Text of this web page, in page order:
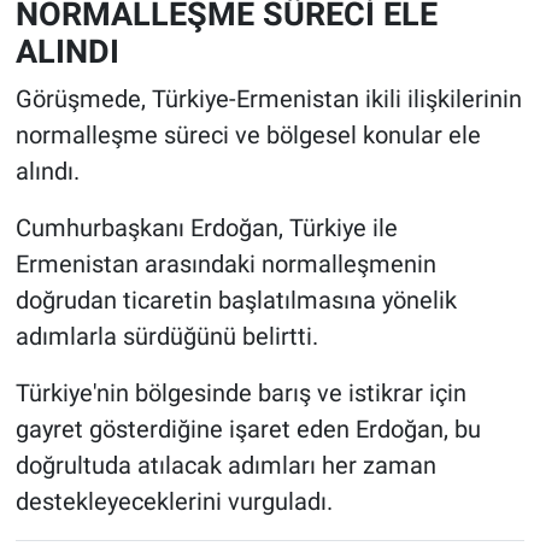
NORMALLEŞME SÜRECİ ELE
ALINDI
Görüşmede, Türkiye-Ermenistan ikili ilişkilerinin
normalleşme süreci ve bölgesel konular ele
alındı.
Cumhurbaşkanı Erdoğan, Türkiye ile
Ermenistan arasındaki normalleşmenin
doğrudan ticaretin başlatılmasına yönelik
adımlarla sürdüğünü belirtti.
Türkiye'nin bölgesinde barış ve istikrar için
gayret gösterdiğine işaret eden Erdoğan, bu
doğrultuda atılacak adımları her zaman
destekleyeceklerini vurguladı.